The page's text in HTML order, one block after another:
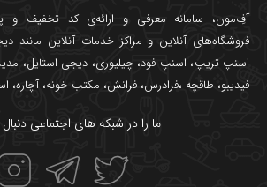
آفِ‌مون، سامانه معرفی و ارائه‌یکد تخفیف و
فروشگاه‌های آنلاین و مراکز خدمات آنلاین مانند
اسنپ تریپ، اسنپ فود،چیلیوری، دیجی استایل،
فیدیبو، طاقچه ،فرادرس، فرانش، مکتب خونه،آچاره،
ما را در شبکه های اجتماعی دنبال